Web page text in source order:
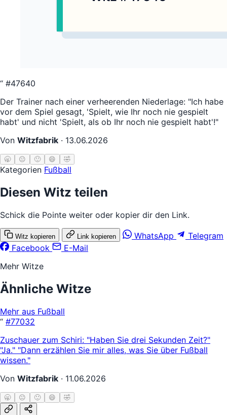
“ #47640
Der Trainer nach einer verheerenden Niederlage: "Ich habe
vor dem Spiel gesagt, 'Spielt, wie Ihr noch nie gespielt
habt' und nicht 'Spielt, als ob Ihr noch nie gespielt habt'!"
Von Witzfabrik · 13.06.2026
🥱 😐 🙂 😄 🤣
Kategorien Fußball
Diesen Witz teilen
Schick die Pointe weiter oder kopier dir den Link.
Witz kopieren Link kopieren WhatsApp
Telegram
Facebook
E-Mail
Mehr Witze
Ähnliche Witze
Mehr aus Fußball
“ #77032
Zuschauer zum Schiri: "Haben Sie drei Sekunden Zeit?"
"Ja." "Dann erzählen Sie mir alles, was Sie über Fußball
wissen."
Von Witzfabrik · 11.06.2026
🥱 😐 🙂 😄 🤣